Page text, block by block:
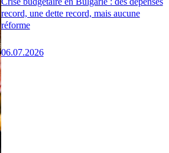
record, une dette record, mais aucune
réforme
06.07.2026